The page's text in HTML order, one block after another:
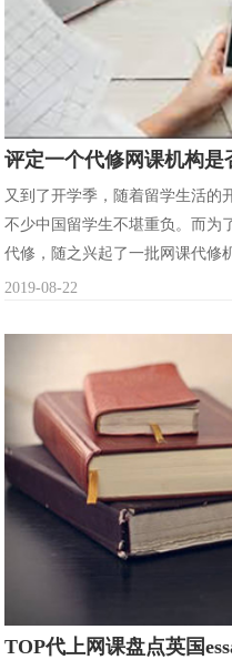
评定一个代修网课机构
又到了开学季，随着留学生活的
不少中国留学生不堪重负。而为
代修，随之兴起了一批网课代修
2019-08-22
TOP代上网课盘点英国